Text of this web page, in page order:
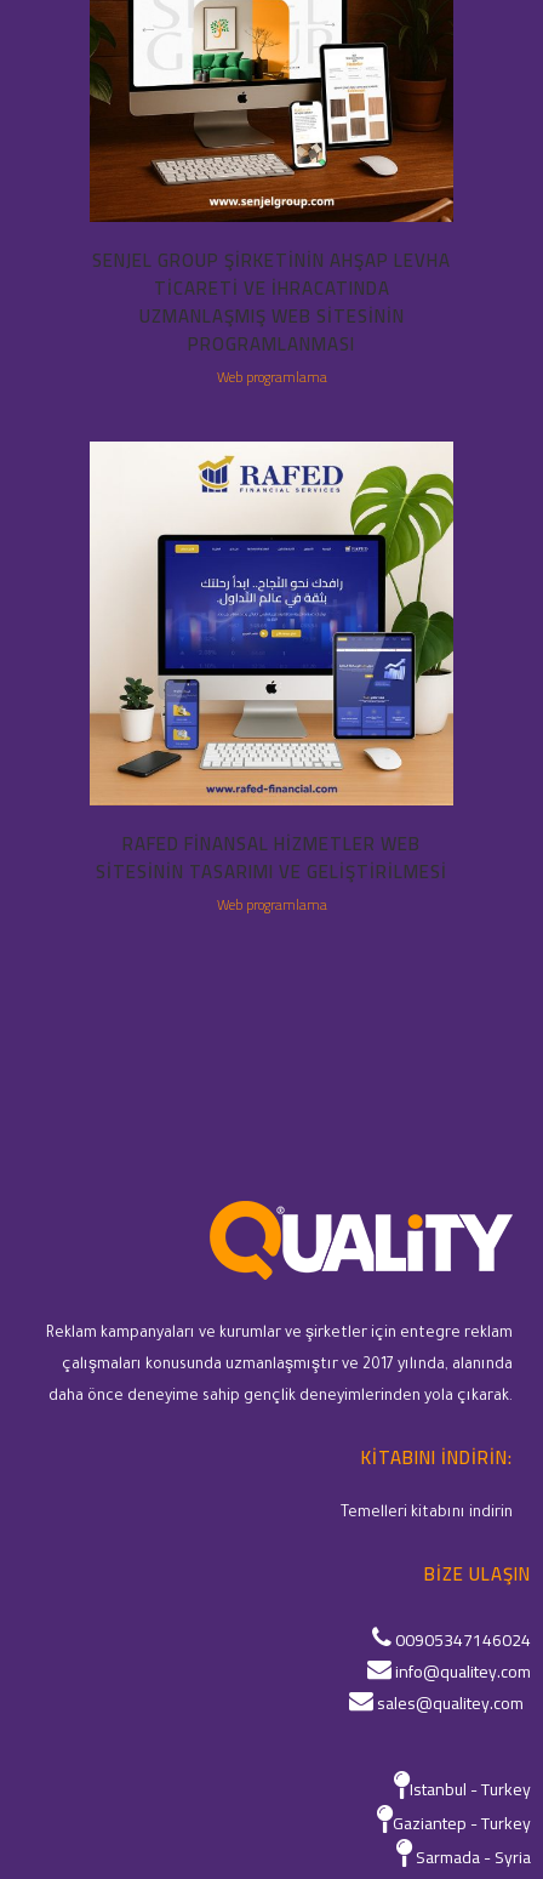
SENJEL GROUP ŞIRKETININ AHŞAP LEVHA
TICARETI VE IHRACATINDA
UZMANLAŞMIŞ WEB SITESININ
PROGRAMLANMASI
Web programlama
RAFED FINANSAL HIZMETLER WEB
SITESININ TASARIMI VE GELIŞTIRILMESI
Web programlama
Reklam kampanyaları ve kurumlar ve şirketler için entegre reklam
çalışmaları konusunda uzmanlaşmıştır ve 2017 yılında, alanında
daha önce deneyime sahip gençlik deneyimlerinden yola çıkarak.
KITABINI INDIRIN:
Temelleri kitabını indirin
BIZE ULAŞIN
00905347146024
info@qualitey.com
sales@qualitey.com
Istanbul - Turkey
Gaziantep - Turkey
Sarmada - Syria